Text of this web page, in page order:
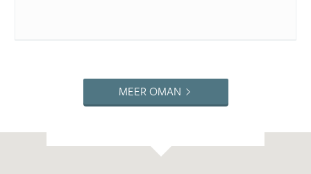
MEER OMAN